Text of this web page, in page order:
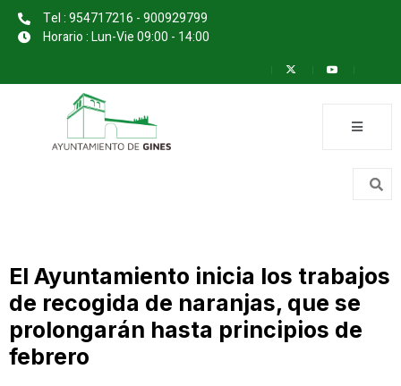
Tel : 954717216 - 900929799
Horario : Lun-Vie 09:00 - 14:00
El Ayuntamiento inicia los trabajos
de recogida de naranjas, que se
prolongarán hasta principios de
febrero